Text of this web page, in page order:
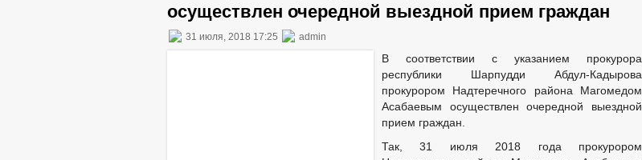
осуществлен очередной выездной прием граждан
31 июля, 2018 17:25 admin
В соответствии с указанием прокурора
республики Шарпудди Абдул-Кадырова
прокурором Надтеречного района Магомедом
Асабаевым осуществлен очередной выездной
прием граждан.
Так, 31 июля 2018 года прокурором